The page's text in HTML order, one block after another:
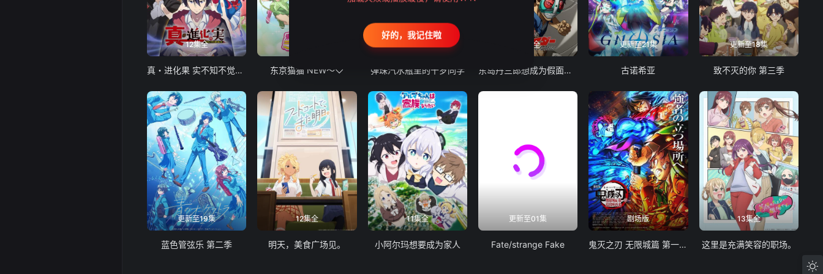
12集全
真・进化果 实不知不觉踏上胜利的人生 东京猫猫 NEW～♡ 弹珠汽水瓶里的千岁同学
24集全
东岛丹三郎想成为假面骑士
更新至21集
古诺希亚
更新至18集
致不灭的你 第三季
更新至19集
蓝色管弦乐 第二季
12集全
明天，美食广场见。
11集全
小阿尔玛想要成为家人
更新至01集
Fate/strange Fake
剧场版
鬼灭之刃 无限城篇 第一章 猗窝座再袭
13集全
这里是充满笑容的职场。
好的，我记住啦